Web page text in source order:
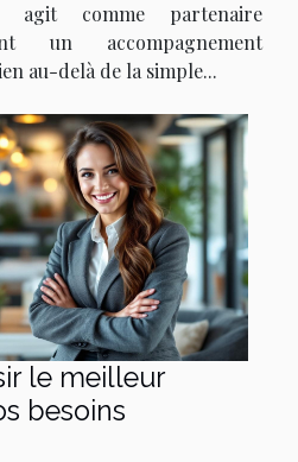
agit comme partenaire
un accompagnement
au-delà de la simple...
le meilleur
besoins